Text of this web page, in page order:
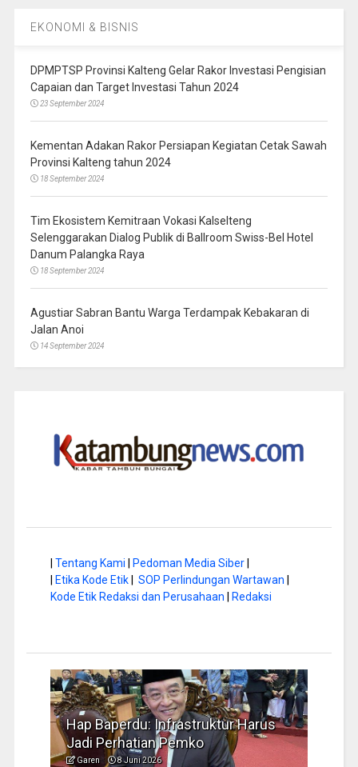
EKONOMI & BISNIS
DPMPTSP Provinsi Kalteng Gelar Rakor Investasi Pengisian
Capaian dan Target Investasi Tahun 2024
23 September 2024
Kementan Adakan Rakor Persiapan Kegiatan Cetak Sawah
Provinsi Kalteng tahun 2024
18 September 2024
Tim Ekosistem Kemitraan Vokasi Kalselteng
Selenggarakan Dialog Publik di Ballroom Swiss-Bel Hotel
Danum Palangka Raya
18 September 2024
Agustiar Sabran Bantu Warga Terdampak Kebakaran di
Jalan Anoi
14 September 2024
Tentang Kami Pedoman Media Siber|
Etika Kode Etik| SOP Perlindungan Wartawan
Kode Etik Redaksi dan Perusahaan
Redaksi
Musim Kemarau, DPRD Dorong
Pengelolaan Sampah yang Aman
Garen 6 Juni 2026